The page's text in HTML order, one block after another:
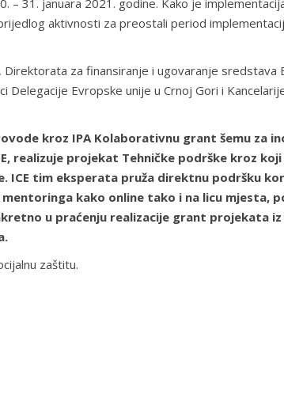
31. januara 2021. godine. Kako je
aktivnosti za preostali period
za finansiranje i ugovaranje sredstava
Evropske unije u Crnoj Gori i
kroz IPA Kolaborativnu grant šemu za
realizuje projekat Tehničke podrške kroz
ICE tim eksperata pruža direktnu podršku
kako online tako i na licu mjesta,
u praćenju realizacije grant projekata
zaštitu.